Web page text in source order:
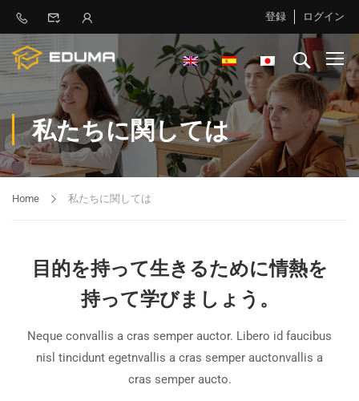
登録 ログイン
私たちに関しては
Home 私たちに関しては
目的を持って生きるために情熱を
持って学びましょう。
Neque convallis a cras semper auctor. Libero id faucibus
nisl tincidunt egetnvallis a cras semper auctonvallis a
cras semper aucto.